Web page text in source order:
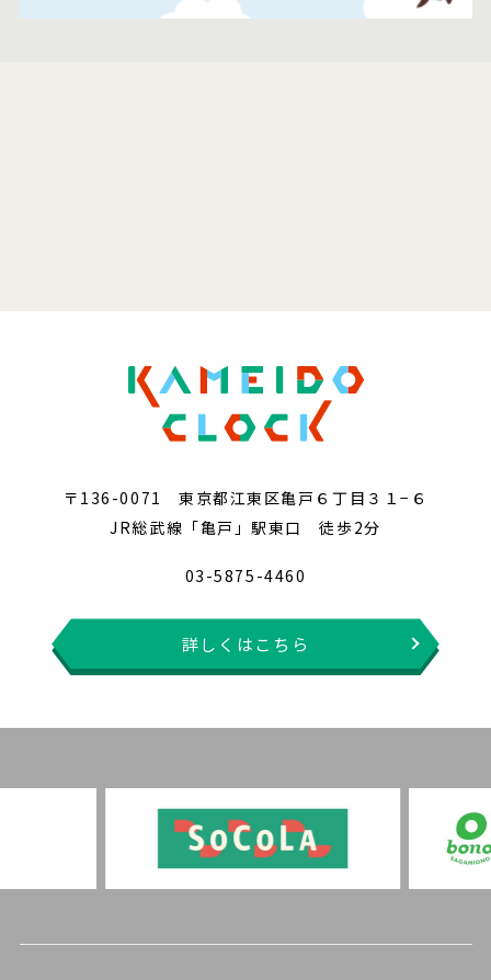
〒136-0071 東京都江東区亀戸６丁目３１−６
JR総武線「亀戸」駅東口 徒歩2分
03-5875-4460
詳しくはこちら